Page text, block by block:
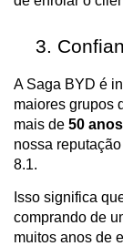
A Saga BYD é
maiores grupos
mais de 50
nossa
8.1.
Isso significa
comprando de
muitos anos de